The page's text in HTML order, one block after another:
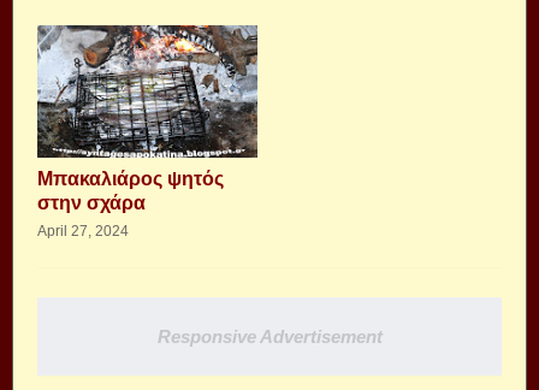
Μπακαλιάρος ψητός
στην σχάρα
April 27, 2024
Responsive Advertisement